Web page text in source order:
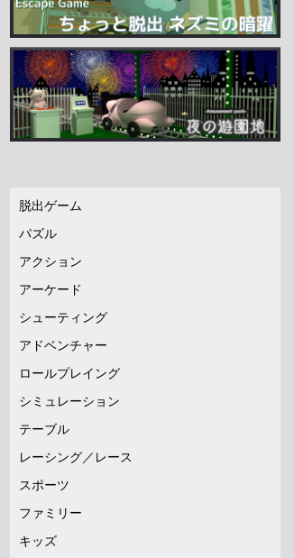
脱出ゲーム
パズル
アクション
アーケード
シューティング
アドベンチャー
ロールプレイング
シミュレーション
テーブル
レーシング／レース
スポーツ
ファミリー
キッズ